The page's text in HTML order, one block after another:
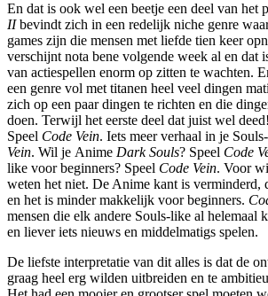
En dat is ook wel een beetje een deel van het
IIbevindt zich in een redelijk niche genre
games zijn die mensen met liefde tien keer
verschijnt nota bene volgende week al en dat
van actiespellen enorm op zitten te wachten.
een genre vol met titanen heel veel dingen
zich op een paar dingen te richten en die
doen. Terwijl het eerste deel dat juist wel
Speel Code Vein. Iets meer verhaal in je
Vein. Wil je Anime Dark Souls? Speel Code
like voor beginners? Speel Code Vein. Voor
weten het niet. De Anime kant is verminderd,
en het is minder makkelijk voor beginners.
mensen die elk andere Souls-like al helemaal
en liever iets nieuws en middelmatigs spelen.
De liefste interpretatie van dit alles is dat de
graag heel erg wilden uitbreiden en te